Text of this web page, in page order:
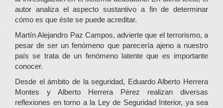
autor analiza el aspecto sustantivo a fin de determinar
cómo es que éste se puede acreditar.
Martín Alejandro Paz Campos, advierte que el terrorismo, a
pesar de ser un fenómeno que parecería ajeno a nuestro
país se trata de un fenómeno latente que es importante
conocer.
Desde el ámbito de la seguridad, Eduardo Alberto Herrera
Montes y Alberto Herrera Pérez realizan diversas
reflexiones en torno a la Ley de Seguridad Interior, ya sea